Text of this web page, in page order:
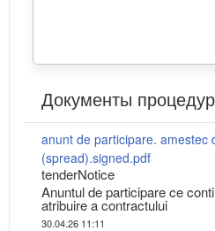
Документы
anunt de participare. amestec
(spread).signed.pdf
tenderNotice
Anuntul de participare ce
atribuire a contractului
30.04.26 11:11